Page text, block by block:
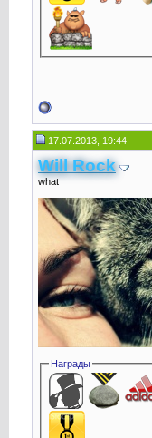
17.07.2013, 19:44
Will Rock
what
Награды